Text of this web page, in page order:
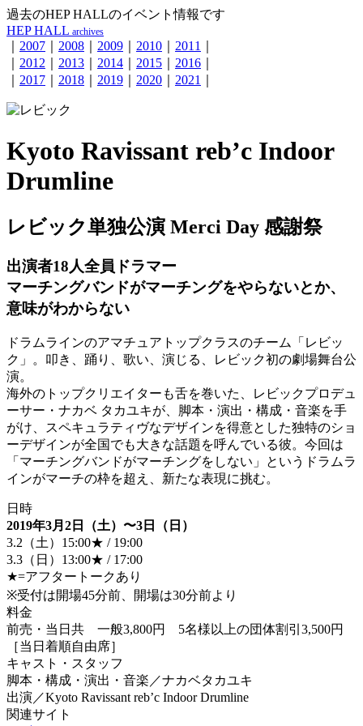
過去のHEP HALLのイベント情報です
HEP HALL archives
2007 2008 2009 2010 2011
2012 2013 2014 2015 2016
2017 2018 2019 2020 2021
Kyoto Ravissant reb’c Indoor
Drumline
レビック単独公演 Merci Day 感謝祭
出演者18人全員ドラマー
マーチングバンドがマーチングをやらないとか、
意味がわからない
ドラムラインのアマチュアトップクラスのチーム「レビッ
ク」。叩き、踊り、歌い、演じる、レビック初の劇場舞台公
演。
海外のトップクリエイターも舌を巻いた、レビックプロデュ
ーサー・ナカベ タカユキが、脚本・演出・構成・音楽を手
がけ、スペキュラティヴなデザインを得意とした独特のショ
ーデザインが全国でも大きな話題を呼んでいる彼。今回は
「マーチングバンドがマーチングをしない」というドラムラ
インがマーチの枠を超え、新たな表現に挑む。
日時
2019年3月2日（土）〜3日（日）
3.2（土）15:00★ / 19:00
3.3（日）13:00★ / 17:00
★=アフタートークあり
※受付は開場45分前、開場は30分前より
料金
前売・当日共 一般3,800円 5名様以上の団体割引3,500円
［当日着順自由席］
キャスト・スタッフ
脚本・構成・演出・音楽／ナカベタカユキ
出演／Kyoto Ravissant reb’c Indoor Drumline
関連サイト